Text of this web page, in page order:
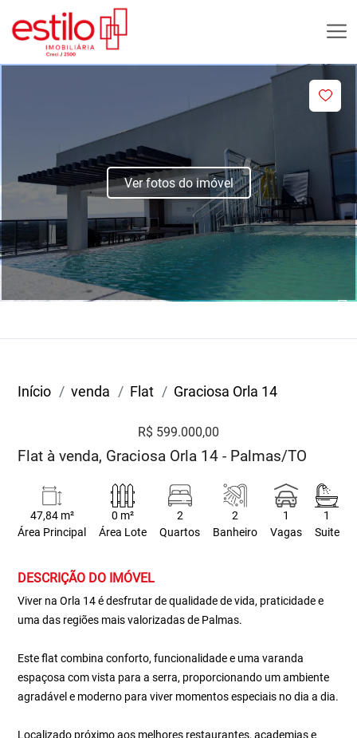
Ver fotos do imóvel
Início venda Flat Graciosa Orla 14
R$ 599.000,00
Flat à venda, Graciosa Orla 14 - Palmas/TO
47,84 m²
Área Principal
0 m²
Área Lote
2
Quartos
2
Banheiro
1
Vagas
1
Suite
DESCRIÇÃO DO IMÓVEL
Viver na Orla 14 é desfrutar de qualidade de vida, praticidade e
uma das regiões mais valorizadas de Palmas.
Este flat combina conforto, funcionalidade e uma varanda
espaçosa com vista para a serra, proporcionando um ambiente
agradável e moderno para viver momentos especiais no dia a dia.
Localizado próximo aos melhores restaurantes, academias e